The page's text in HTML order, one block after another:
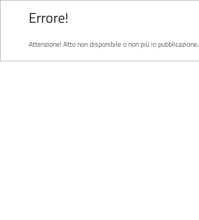
Errore!
Attenzione! Atto non disponibile o non più in pubblicazione.